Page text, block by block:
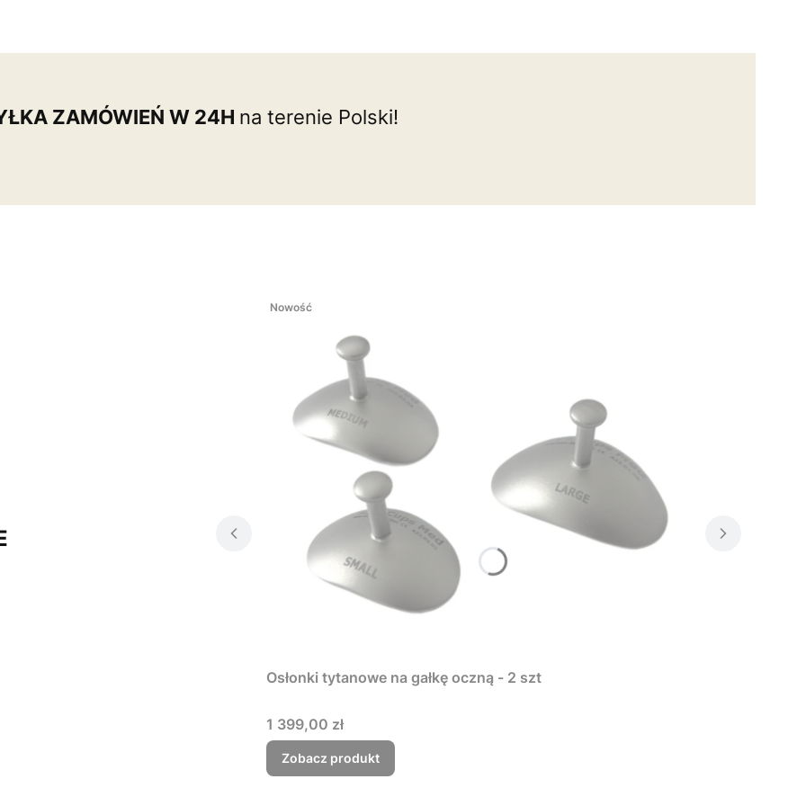
ZAMÓWIEŃ W 24H na terenie Polski!
Nowość
Osłonki tytanowe na gałkę oczną - 2 szt
Cena
1 399,00 zł
Zobacz produkt